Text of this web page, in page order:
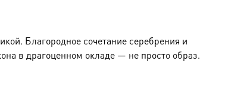
Благородное сочетание серебрения и
в драгоценном окладе — не просто образ.